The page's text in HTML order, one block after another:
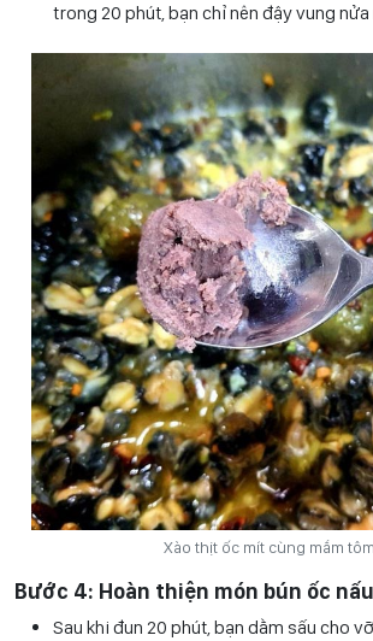
trong 20 phút, bạn chỉ nên đậy vung
Xào thịt ốc mít cùng mắm tôm
Bước 4: Hoàn thiện món bún ốc
Sau khi đun 20 phút, bạn dằm sấu cho